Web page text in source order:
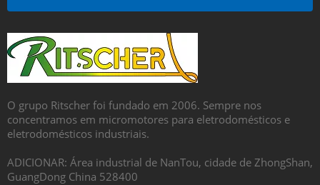
O grupo Ritscher foi fundado em 2006. Sempre nos
concentramos em micromotores para eletrodomésticos e
eletrodomésticos industriais.
ADICIONAR: Área industrial de NanTou, cidade de ZhongShan,
GuangDong China 528400